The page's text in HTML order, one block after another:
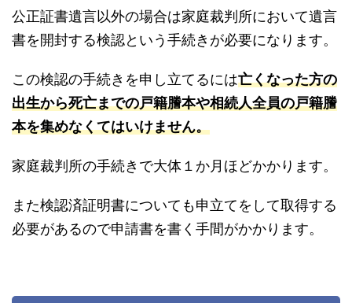
公正証書遺言以外の場合は家庭裁判所において遺言
書を開封する検認という手続きが必要になります。
この検認の手続きを申し立てるには亡くなった方の
出生から死亡までの戸籍謄本や相続人全員の戸籍謄
本を集めなくてはいけません。
家庭裁判所の手続きで大体１か月ほどかかります。
また検認済証明書についても申立てをして取得する
必要があるので申請書を書く手間がかかります。